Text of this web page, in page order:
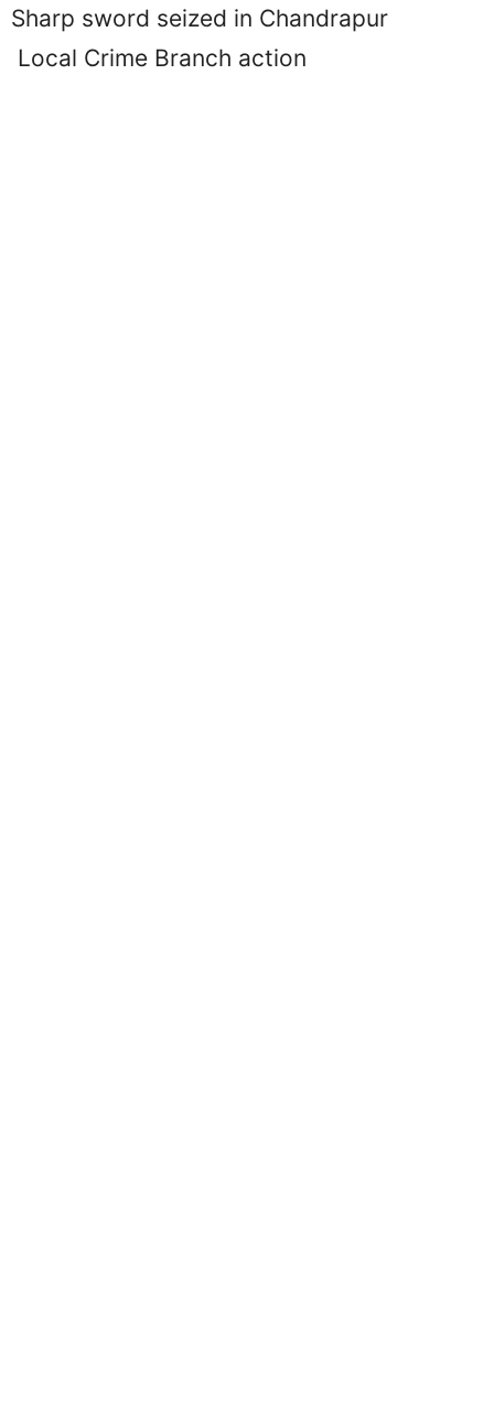
Sharp sword seized in Chandrapur
Local Crime Branch action